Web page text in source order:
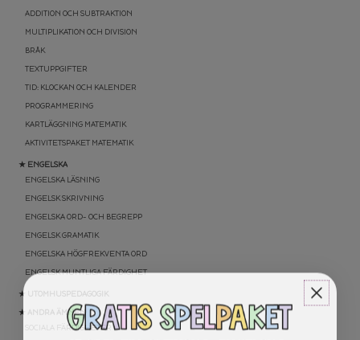
ADDITION OCH SUBTRAKTION
MULTIPLIKATION OCH DIVISION
BRÅK
TEXTUPPGIFTER
TID: KLOCKAN OCH KALENDER
PROGRAMMERING
KARTLÄGGNING MATEMATIK
AKTIVITETSPAKET MATEMATIK
★ ENGELSKA
ENGELSKA LÄSNING
ENGELSK SKRIVNING
ENGELSKA ORD- OCH BEGREPP
ENGELSK GRAMATIK
ENGELSKA HÖGFREKVENTA ORD
ENGELSK MUNTLIGA FÄRDIGHET
★ UTOMHUSPEDAGOGIK
★ ANDRA ÄMNEN
SOCIALA FÄRDIGHETER